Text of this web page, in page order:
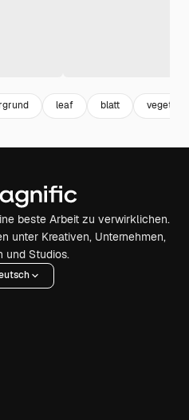
leaf blatt
beste Arbeit zu verwirklichen.
unter Kreativen, Unternehmen,
und Studios.